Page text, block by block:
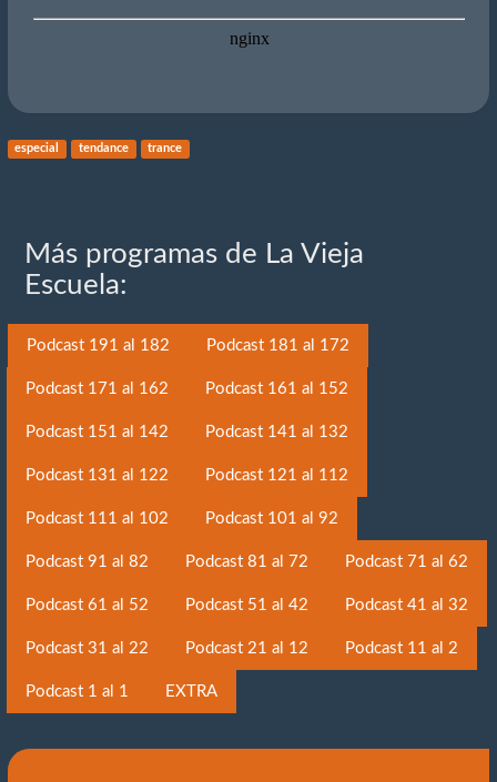
especial tendance trance
Más programas de La Vieja
Escuela:
Podcast 191 al 182 Podcast 181 al 172
Podcast 171 al 162 Podcast 161 al 152
Podcast 151 al 142 Podcast 141 al 132
Podcast 131 al 122 Podcast 121 al 112
Podcast 111 al 102 Podcast 101 al 92
Podcast 91 al 82 Podcast 81 al 72 Podcast 71 al 62
Podcast 61 al 52 Podcast 51 al 42 Podcast 41 al 32
Podcast 31 al 22 Podcast 21 al 12 Podcast 11 al 2
Podcast 1 al 1 EXTRA